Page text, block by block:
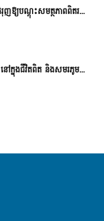
ឱ្យបណ្តុះសមត្ថភាពពិតរ...
ក្នុងជីវិតពិត និងសមរភូម...